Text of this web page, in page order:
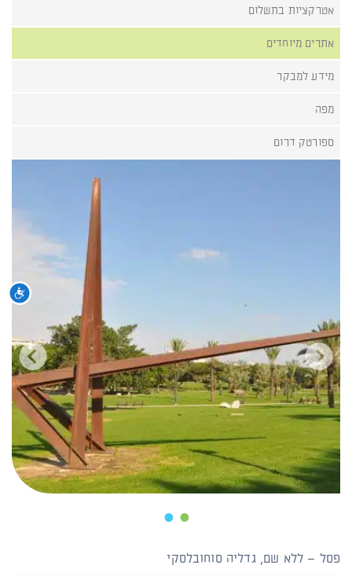
אטרקציות בתשלום
אתרים מיוחדים
מידע למבקר
מפה
ספורטק דרום
פסל – ללא שם, גדליה סוחובלסקי
1
2